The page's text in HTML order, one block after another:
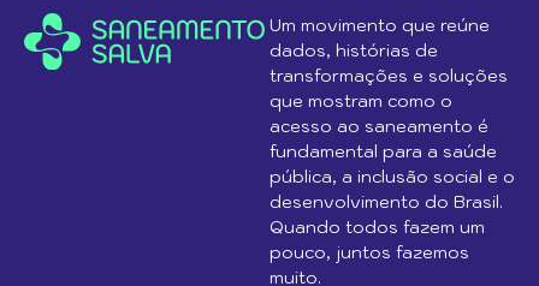
Um movimento que reúne
dados, histórias de
transformações e soluções
que mostram como o
acesso ao saneamento é
fundamental para a saúde
pública, a inclusão social e o
desenvolvimento do Brasil.
Quando todos fazem um
pouco, juntos fazemos
muito.